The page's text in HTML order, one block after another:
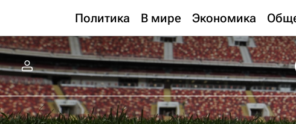
Политика В мире Экономика